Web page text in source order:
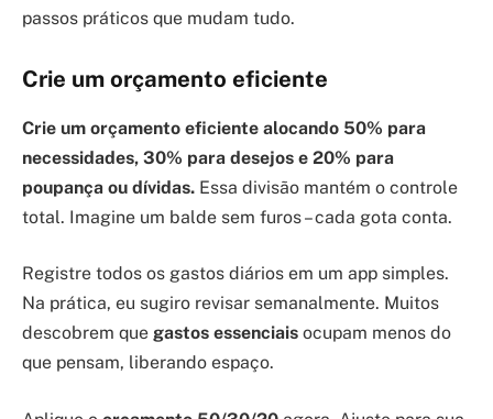
passos práticos que mudam tudo.
Crie um orçamento eficiente
Crie um orçamento eficiente alocando 50% para
necessidades, 30% para desejos e 20% para
poupança ou dívidas. Essa divisão mantém o controle
total. Imagine um balde sem furos – cada gota conta.
Registre todos os gastos diários em um app simples.
Na prática, eu sugiro revisar semanalmente. Muitos
descobrem que gastos essenciais ocupam menos do
que pensam, liberando espaço.